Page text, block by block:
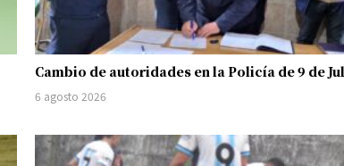
Cambio de autoridades en la Policía de 9 de
6 agosto 2026